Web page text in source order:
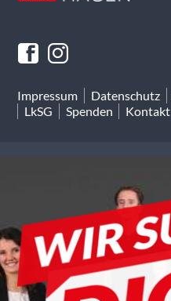
Impressum Datenschutz
LkSG
Spenden Kontakt